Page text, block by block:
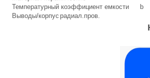
Температурный коэффициент емкости
b
Выводы/корпус радиал.пров.